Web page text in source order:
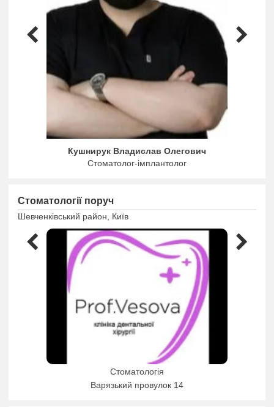
Кушнирук Владислав Олегович
Стоматолог-імплантолог
Стоматології поруч
Шевченківський район, Київ
Стоматологія
Варязький провулок 14